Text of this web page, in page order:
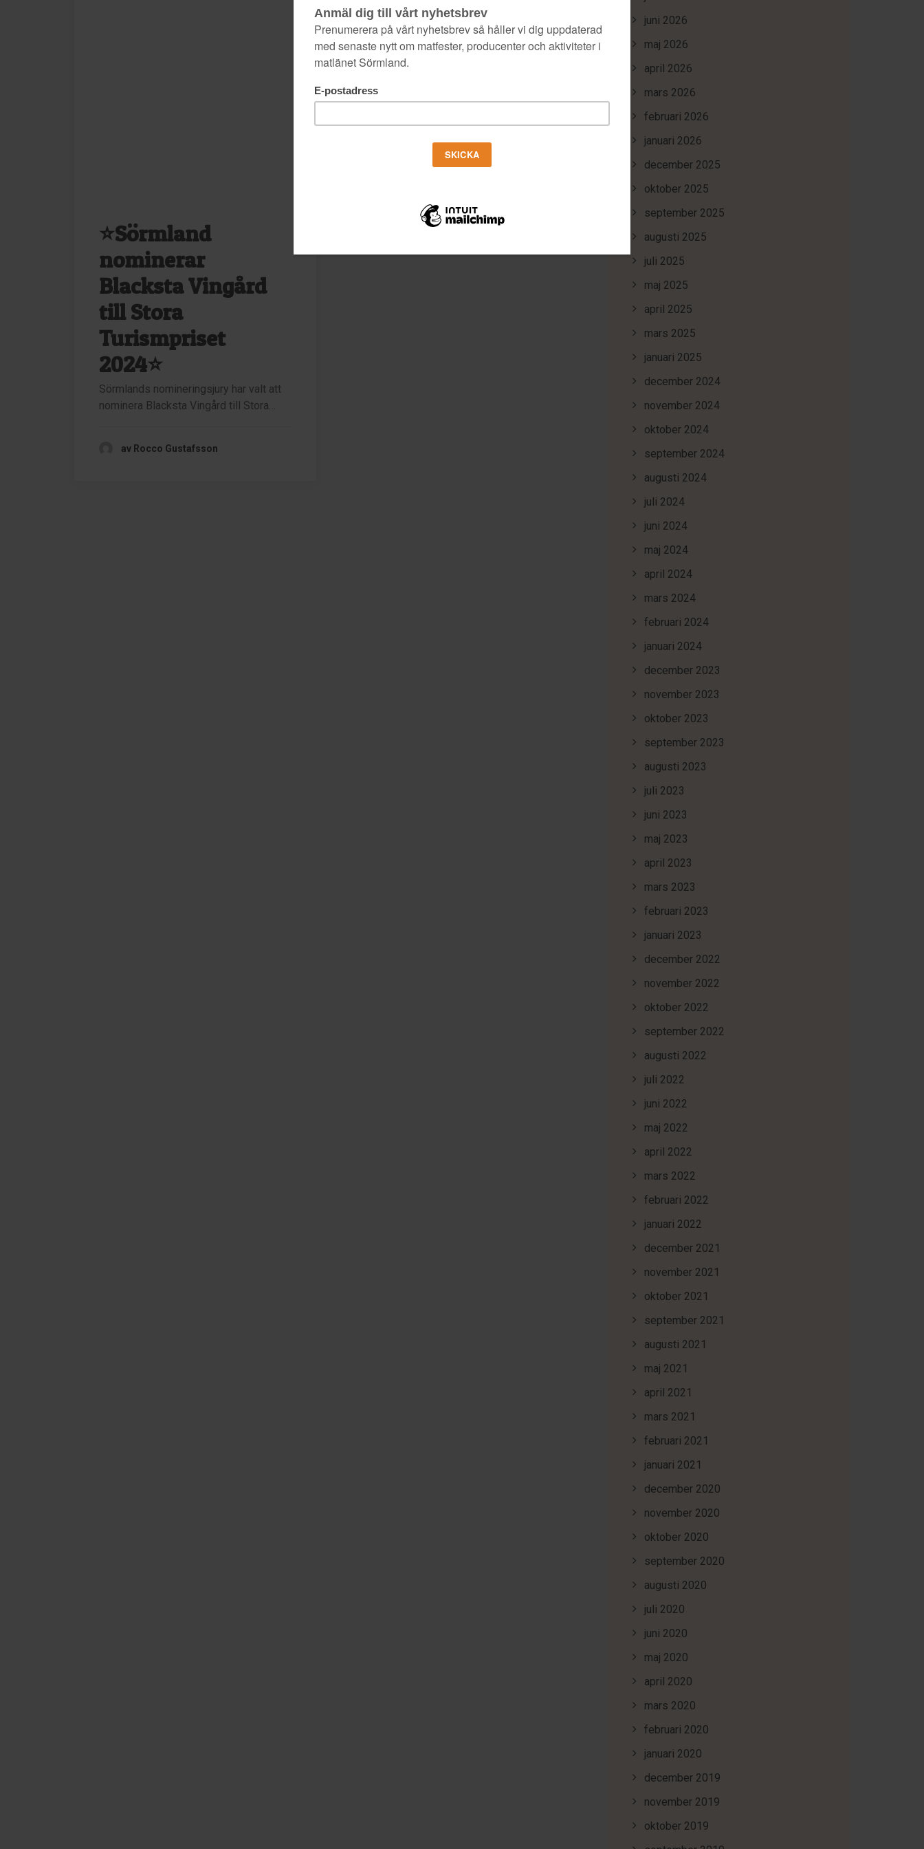
⭐Sörmland
nominerar
Blacksta Vingård
till Stora
Turismpriset
2024⭐
Sörmlands nomineringsjury har valt att
nominera Blacksta Vingård till Stora…
av Rocco Gustafsson
juni 2026
maj 2026
april 2026
mars 2026
februari 2026
januari 2026
december 2025
oktober 2025
september 2025
augusti 2025
juli 2025
maj 2025
april 2025
mars 2025
januari 2025
december 2024
november 2024
oktober 2024
september 2024
augusti 2024
juli 2024
juni 2024
maj 2024
april 2024
mars 2024
februari 2024
januari 2024
december 2023
november 2023
oktober 2023
september 2023
augusti 2023
juli 2023
juni 2023
maj 2023
april 2023
mars 2023
februari 2023
januari 2023
december 2022
november 2022
oktober 2022
september 2022
augusti 2022
juli 2022
juni 2022
maj 2022
april 2022
mars 2022
februari 2022
januari 2022
december 2021
november 2021
oktober 2021
september 2021
augusti 2021
maj 2021
april 2021
mars 2021
februari 2021
januari 2021
december 2020
november 2020
oktober 2020
september 2020
augusti 2020
juli 2020
juni 2020
maj 2020
april 2020
mars 2020
februari 2020
januari 2020
december 2019
november 2019
oktober 2019